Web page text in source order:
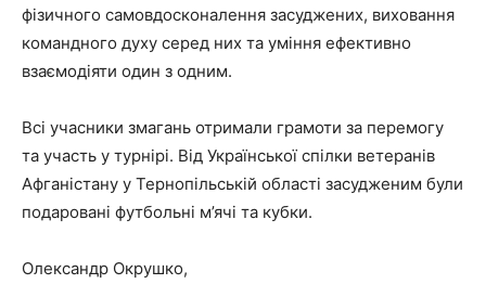
фізичного самовдосконалення засуджених, виховання
командного духу серед них та уміння ефективно
взаємодіяти один з одним.
Всі учасники змагань отримали грамоти за перемогу
та участь у турнірі. Від Української спілки ветеранів
Афганістану у Тернопільській області засудженим були
подаровані футбольні м’ячі та кубки.
Олександр Окрушко,